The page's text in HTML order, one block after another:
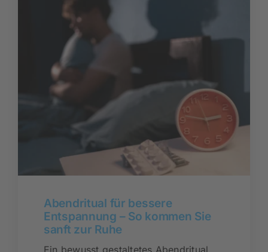
Abendritual für bessere
Entspannung – So kommen Sie
sanft zur Ruhe